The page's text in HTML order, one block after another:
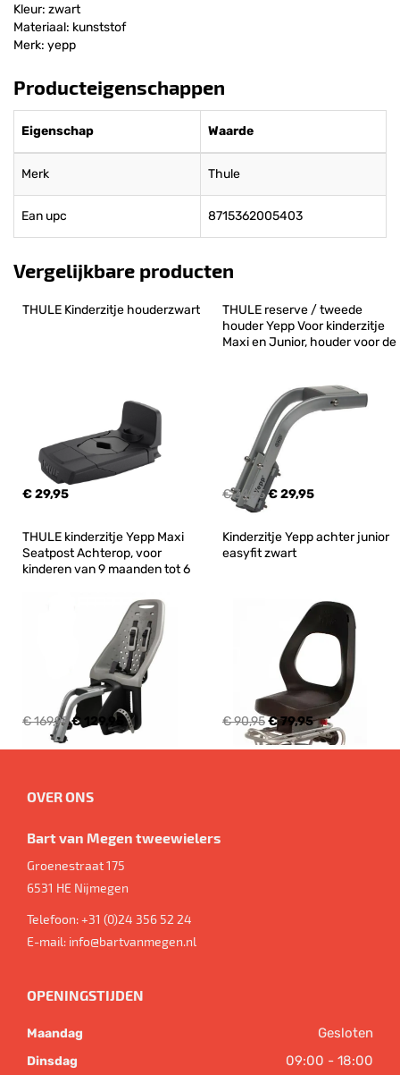
Kleur: zwart
Materiaal: kunststof
Merk: yepp
Producteigenschappen
Eigenschap Waarde
Merk Thule
Ean upc 8715362005403
Vergelijkbare producten
THULE Kinderzitje houderzwart
€ 29,95
THULE reserve / tweede
houder Yepp Voor kinderzitje
Maxi en Junior, houder voor de
€ 34,95€ 29,95
THULE kinderzitje Yepp Maxi
Seatpost Achterop, voor
kinderen van 9 maanden tot 6
€ 169,95€ 129,95
Kinderzitje Yepp achter junior
easyfit zwart
€ 90,95€ 79,95
OVER ONS
Bart van Megen tweewielers
Groenestraat 175
6531 HE Nijmegen
Telefoon:+31 (0)24 356 52 24
E-mail: info@bartvanmegen.nl
OPENINGSTIJDEN
Maandag Gesloten
Dinsdag 09:00 - 18:00